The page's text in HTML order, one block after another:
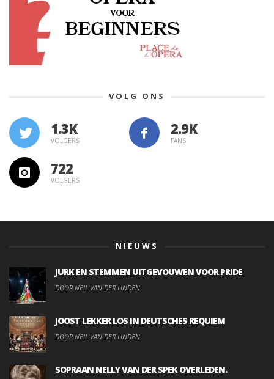
VOLG ONS
1.3K
VOLGERS FANS
722
VOLGERS
NIEUWS
JURK EN STEMMEN UITGEVOUWEN VOOR PRIDE
DOOR NEIL VAN DER LINDEN
JOOST LEKKER LOS IN DEUTSCHES REQUIEM
DOOR NEIL VAN DER LINDEN
SOPRAAN NELLY VAN DER SPEK OVERLEDEN.